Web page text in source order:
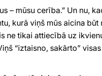
– mūsu cerība.” Un nu,
kurā viņš mūs aicina
ne tikai attiecībā uz
“iztaisno, sakārto”